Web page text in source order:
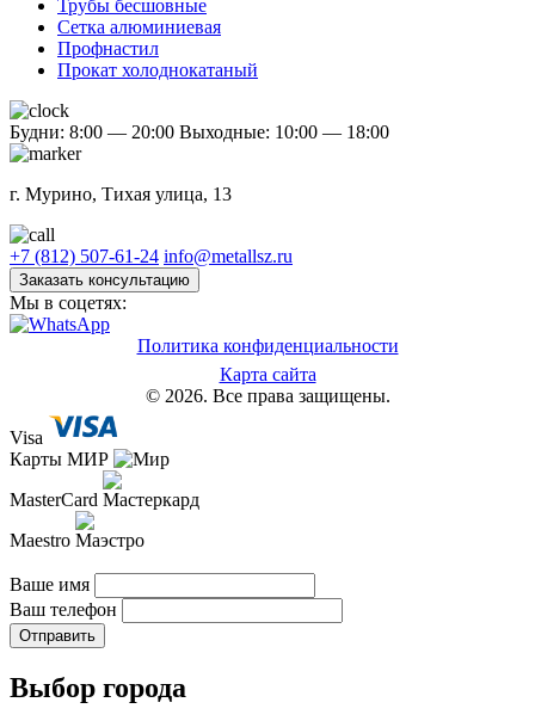
Трубы бесшовные
Сетка алюминиевая
Профнастил
Прокат холоднокатаный
Будни: 8:00 — 20:00 Выходные: 10:00 — 18:00
г. Мурино, Тихая улица, 13
+7 (812) 507-61-24 info@metallsz.ru
Заказать консультацию
Мы в соцетях:
Политика конфиденциальности
Карта сайта
© 2026. Все права защищены.
Visa
Карты МИР
MasterCard
Maestro
Ваше имя
Ваш телефон
Отправить
Выбор города